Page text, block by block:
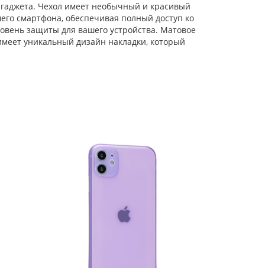
Силиконовый чехол
Matte edge для
iPhone 11
прозрачный голубой
лавандовый
Силиконовый чехол
Cat ears для iPhone 11
прозрачный
Силиконовый чехол
Big wave для iPhone
Gradient color для
Чехол имеет необычный и красивый
смартфона, обеспечивая полный доступ ко
защиты для вашего устройства. Матовое
уникальный дизайн накладки, который